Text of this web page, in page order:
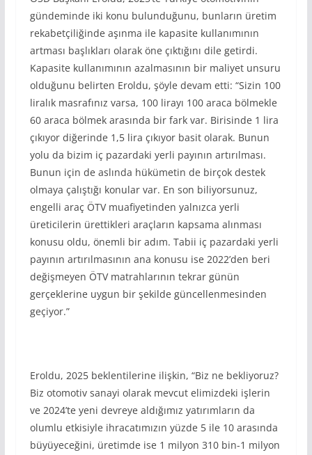
gündeminde iki konu bulunduğunu, bunların üretim
rekabetçiliğinde aşınma ile kapasite kullanımının
artması başlıkları olarak öne çıktığını dile getirdi.
Kapasite kullanımının azalmasının bir maliyet unsuru
olduğunu belirten Eroldu, şöyle devam etti: “Sizin 100
liralık masrafınız varsa, 100 lirayı 100 araca bölmekle
60 araca bölmek arasında bir fark var. Birisinde 1 lira
çıkıyor diğerinde 1,5 lira çıkıyor basit olarak. Bunun
yolu da bizim iç pazardaki yerli payının artırılması.
Bunun için de aslında hükümetin de birçok destek
olmaya çalıştığı konular var. En son biliyorsunuz,
engelli araç ÖTV muafiyetinden yalnızca yerli
üreticilerin ürettikleri araçların kapsama alınması
konusu oldu, önemli bir adım. Tabii iç pazardaki yerli
payının artırılmasının ana konusu ise 2022’den beri
değişmeyen ÖTV matrahlarının tekrar günün
gerçeklerine uygun bir şekilde güncellenmesinden
geçiyor.”
Eroldu, 2025 beklentilerine ilişkin, “Biz ne bekliyoruz?
Biz otomotiv sanayi olarak mevcut elimizdeki işlerin
ve 2024’te yeni devreye aldığımız yatırımların da
olumlu etkisiyle ihracatımızın yüzde 5 ile 10 arasında
büyüyeceğini, üretimde ise 1 milyon 310 bin-1 milyon